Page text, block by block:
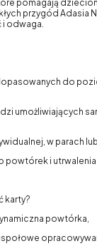
pomagają
przygód Adasia
odwaga.
do
umożliwiających
w parach
powtórek i
karty?
powtórka,